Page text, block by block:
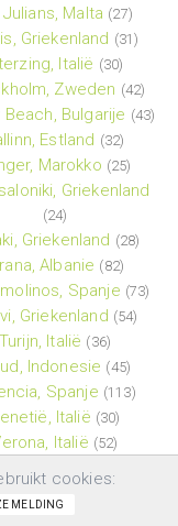
Malta (27)
Griekenland (31)
Italië (30)
Zweden (42)
Beach, Bulgarije (43)
Estland (32)
Marokko (25)
Griekenland
(24)
Griekenland (28)
Albanie (82)
Spanje (73)
Griekenland (54)
Turijn, Italië (36)
Indonesie (45)
Spanje (113)
Italië (30)
Italië (52)
Litouwen
Albanie
cookies:
MELDING